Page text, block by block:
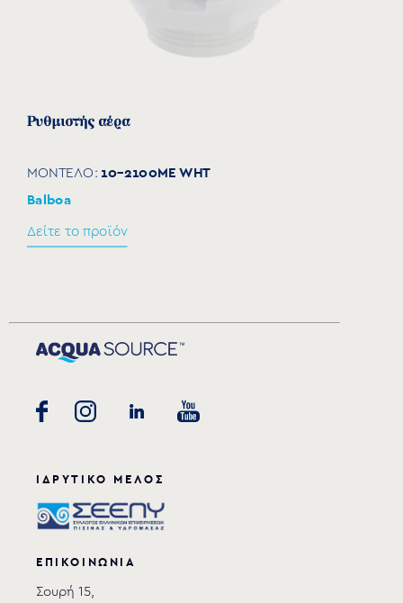
Ρυθμιστής αέρα
ΜΟΝΤΕΛΟ: 10-2100ME WHT
Balboa
Δείτε το προϊόν
ΙΔΡΥΤΙΚΟ ΜΕΛΟΣ
ΕΠΙΚΟΙΝΩΝΙΑ
Σουρή 15,